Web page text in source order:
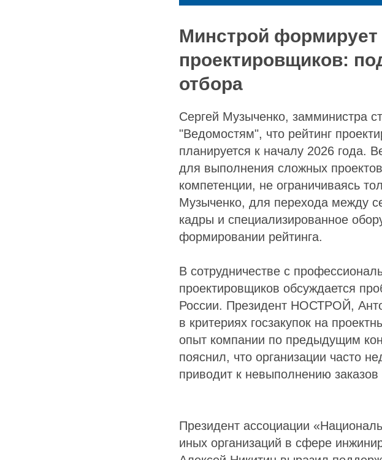
Минстрой формирует
проектировщиков:
отбора
Сергей Музыченко, замминистра
"Ведомостям", что рейтинг
планируется к началу 2026 года.
для выполнения сложных
компетенции, не ограничиваясь
Музыченко, для перехода между
кадры и специализированное
формировании рейтинга.
В сотрудничестве с
проектировщиков обсуждается
России. Президент НОСТРОЙ,
в критериях госзакупок на
опыт компании по предыдущим
пояснил, что организации часто
приводит к невыполнению заказов
Президент ассоциации
иных организаций в сфере